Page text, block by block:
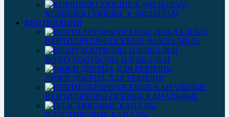
КОМПЛЕКТУЮЩИЕ К ФИЛЬТРАМ
ВЕНТИЛЯЦИЯ
ВЕНТИЛЯТОРЫ ОСЕВЫЕ НАКЛАДНЫЕ
ВОЗДУХООТВОДЫ ПЛОЩАДКИ
ЛЮКИ ДВЕРЦА ДЛЯ РЕВИЗИИ
ВЕНТИЛЯТОРЫ ОСЕВЫЕ КАНАЛЬНЫЕ
ПЛАСТИКОВЫЕ КАНАЛЫ